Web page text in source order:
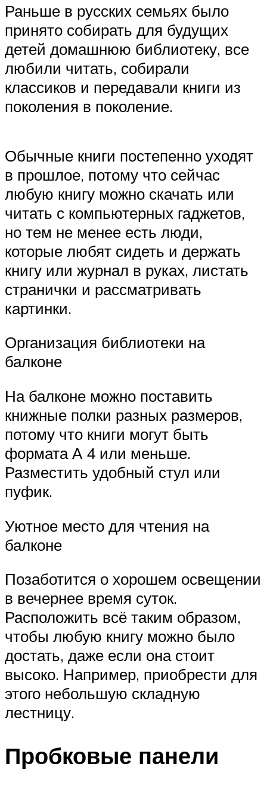
Раньше в русских семьях было
принято собирать для будущих
детей домашнюю библиотеку, все
любили читать, собирали
классиков и передавали книги из
поколения в поколение.
Обычные книги постепенно уходят
в прошлое, потому что сейчас
любую книгу можно скачать или
читать с компьютерных гаджетов,
но тем не менее есть люди,
которые любят сидеть и держать
книгу или журнал в руках, листать
странички и рассматривать
картинки.
Организация библиотеки на
балконе
На балконе можно поставить
книжные полки разных размеров,
потому что книги могут быть
формата А 4 или меньше.
Разместить удобный стул или
пуфик.
Уютное место для чтения на
балконе
Позаботится о хорошем освещении
в вечернее время суток.
Расположить всё таким образом,
чтобы любую книгу можно было
достать, даже если она стоит
высоко. Например, приобрести для
этого небольшую складную
лестницу.
Пробковые панели